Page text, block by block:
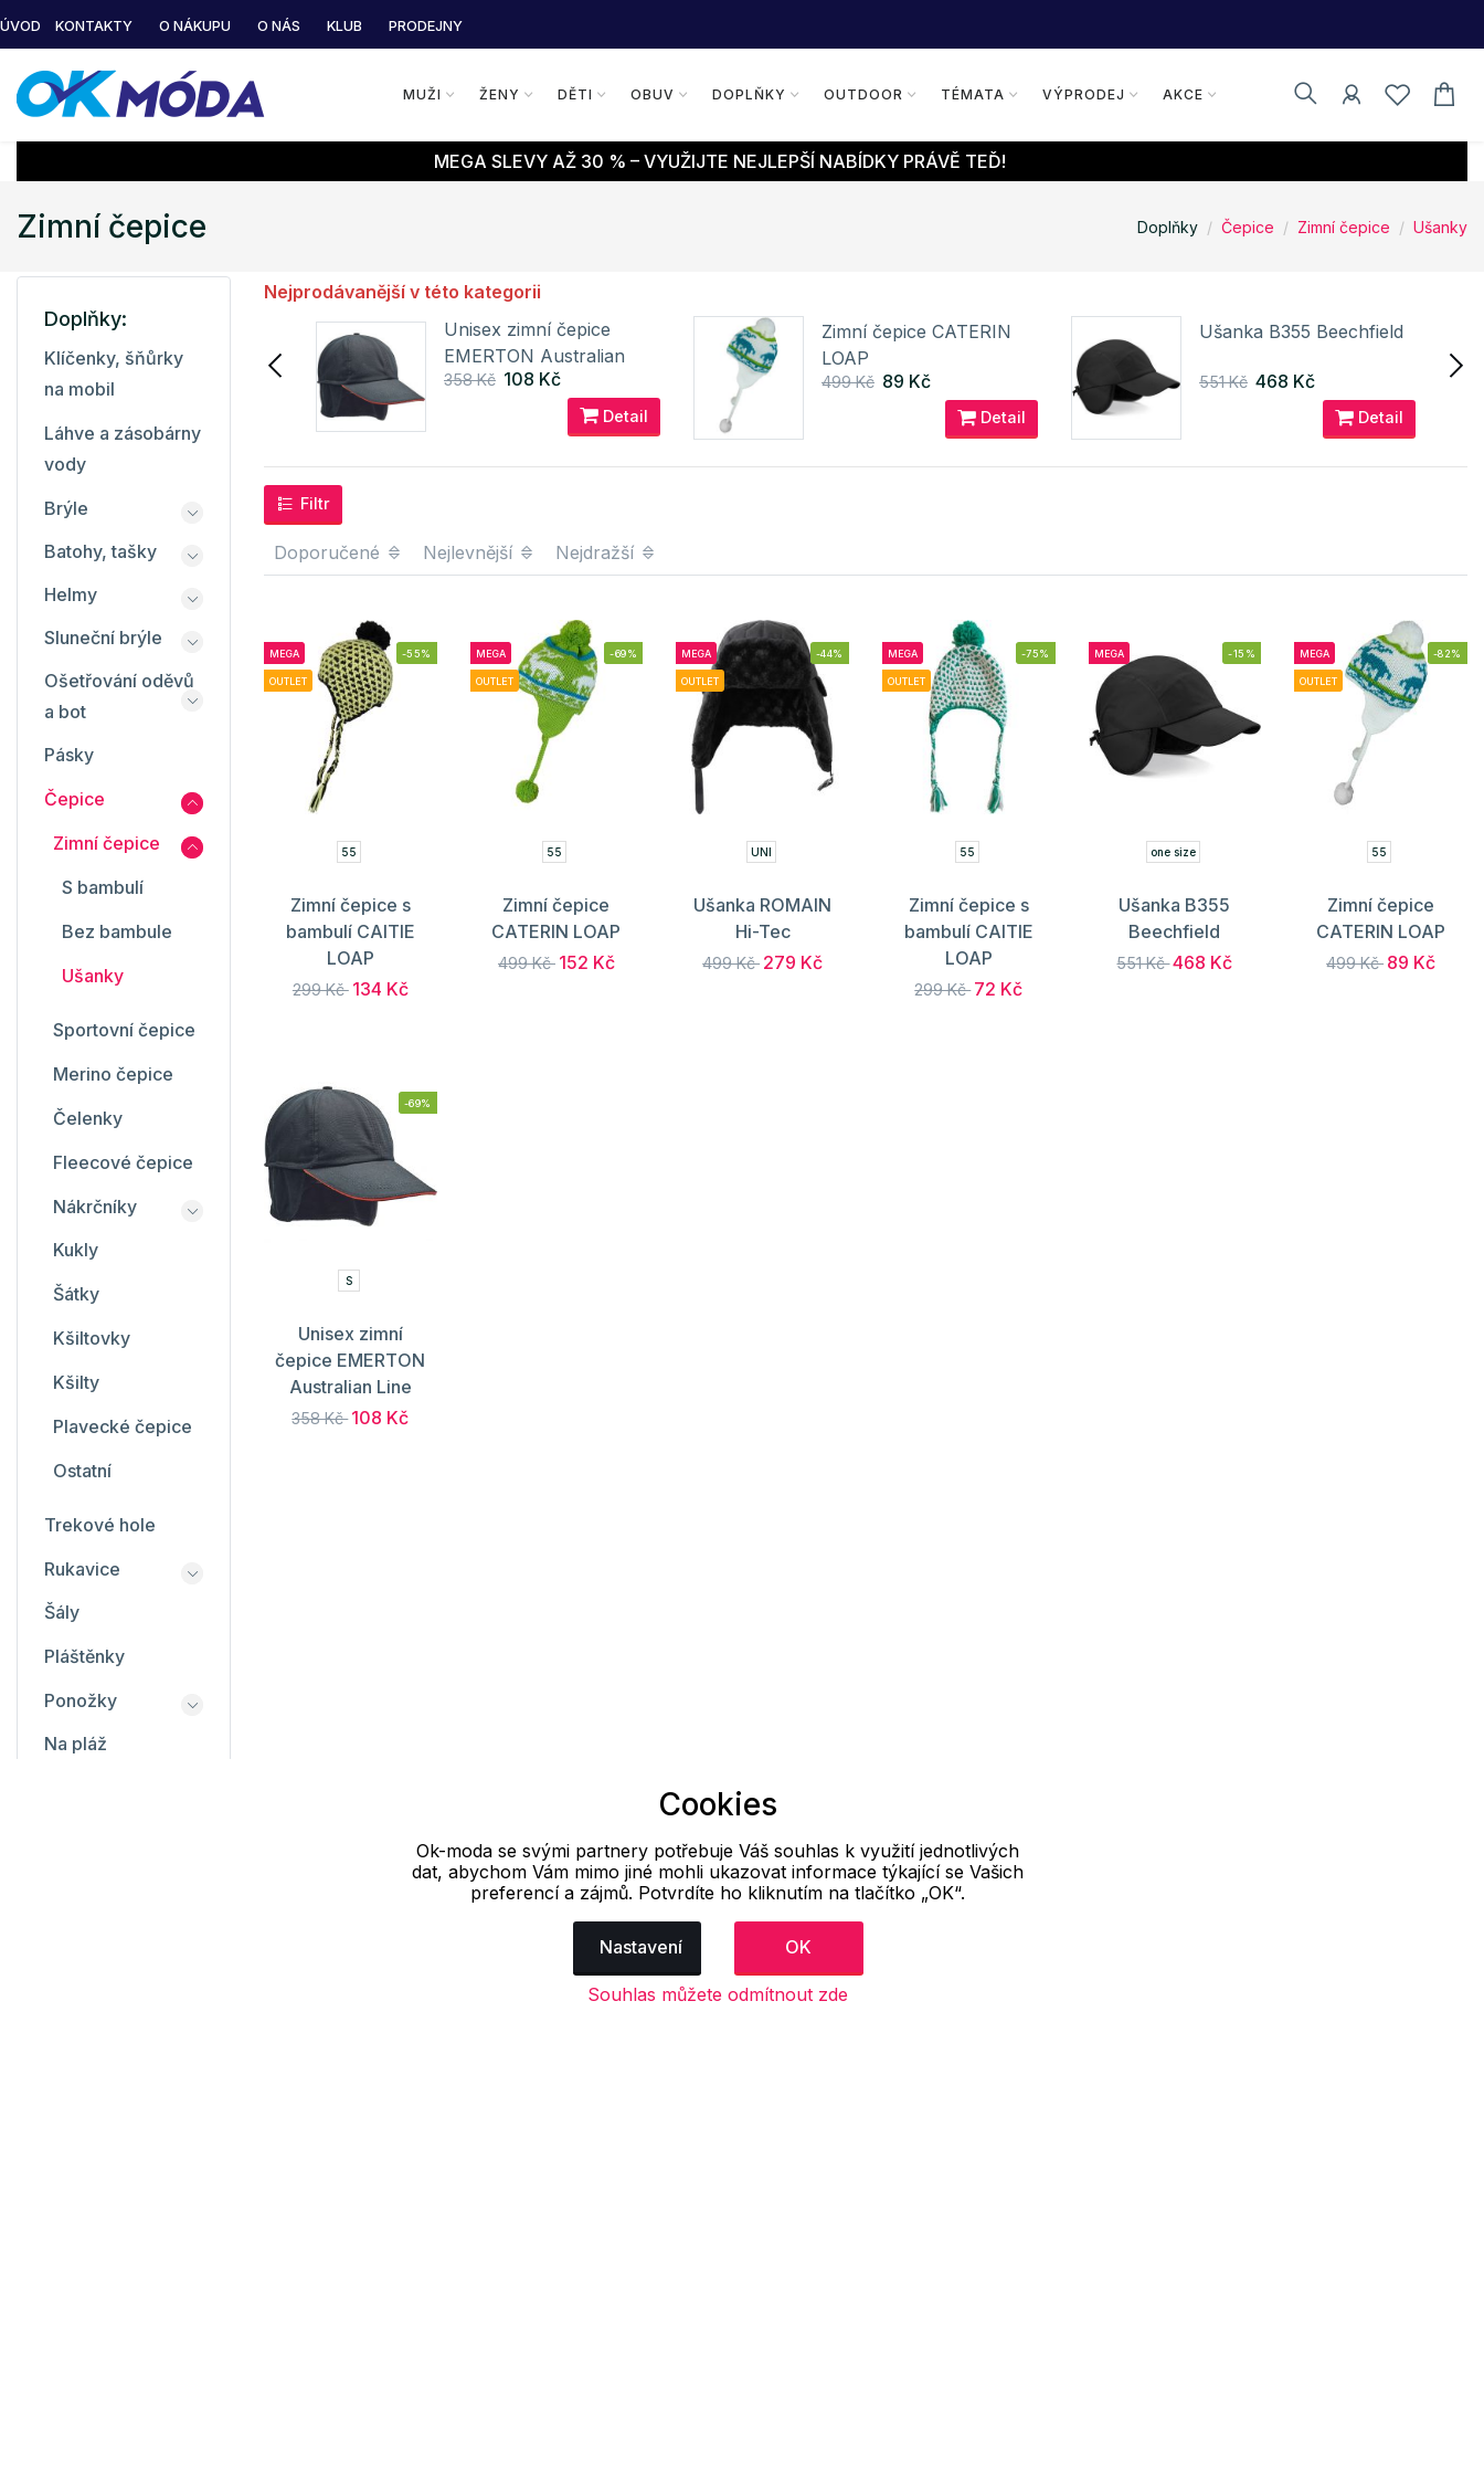
ÚVOD KONTAKTY O NÁKUPU O NÁS KLUB PRODEJNY
MUŽI ŽENY DĚTI OBUV DOPLŇKY OUTDOOR TÉMATA VÝPRODEJ AKCE
MEGA SLEVY AŽ 30 % – VYUŽIJTE NEJLEPŠÍ NABÍDKY PRÁVĚ TEĎ!
Zimní čepice Doplňky Čepice Zimní čepice Ušanky
Nejprodávanější v této kategorii
Ušanka ROMAIN Hi-Tec
499 Kč
Unisex zimní čepice
EMERTON Australian
Line
358 Kč 108 Kč
Detail
Zimní čepice CATERIN
LOAP
499 Kč 89 Kč
Detail
Ušanka B355 Beechfield
551 Kč 468 Kč
Detail
Filtr
Doporučené Nejlevnější Nejdražší
MEGA
OUTLET
-55%
55
Zimní čepice s
bambulí CAITIE
LOAP
299 Kč 134 Kč
MEGA
OUTLET
-69%
55
Zimní čepice
CATERIN LOAP
499 Kč 152 Kč
MEGA
OUTLET
-44%
UNI
Ušanka ROMAIN
Hi-Tec
499 Kč 279 Kč
MEGA
OUTLET
-75%
55
Zimní čepice s
bambulí CAITIE
LOAP
299 Kč 72 Kč
MEGA -15%
one size
Ušanka B355
Beechfield
551 Kč468 Kč
MEGA
OUTLET
-82%
55
Zimní čepice
CATERIN LOAP
499 Kč 89 Kč
-69%
S
Unisex zimní
čepice EMERTON
Australian Line
358 Kč 108 Kč
Doplňky:
Klíčenky, šňůrky
na mobil
Láhve a zásobárny
vody
Brýle
Batohy, tašky
Helmy
Sluneční brýle
Ošetřování oděvů
a bot
Pásky
Čepice
Zimní čepice
S bambulí
Bez bambule
Ušanky
Sportovní čepice
Merino čepice
Čelenky
Fleecové čepice
Nákrčníky
Kukly
Šátky
Kšiltovky
Kšilty
Plavecké čepice
Ostatní
Trekové hole
Rukavice
Šály
Pláštěnky
Ponožky
Na pláž
Cookies
Ok-moda se svými partnery potřebuje Váš souhlas k využití jednotlivých
dat, abychom Vám mimo jiné mohli ukazovat informace týkající se Vašich
preferencí a zájmů. Potvrdíte ho kliknutím na tlačítko „OK“.
Nastavení OK
Souhlas můžete odmítnout zde